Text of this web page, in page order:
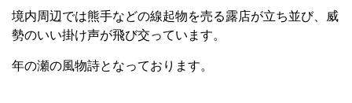
境内周辺では熊手などの線起物を売る露店が立ち並び、威
勢のいい掛け声が飛び交っています。
年の瀬の風物詩となっております。